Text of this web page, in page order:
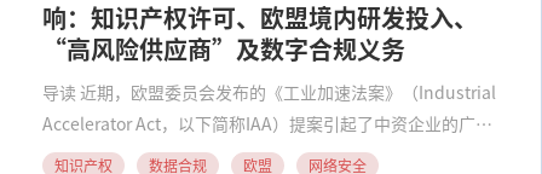
响：知识产权许可、欧盟境内研发投入、
“高风险供应商”及数字合规义务
导读 近期，欧盟委员会发布的《工业加速法案》（Industrial
Accelerator Act，以下简称IAA）提案引起了中资企业的广泛
关注。以往我们已就IAA提案对中资企业在欧洲汽车、新能源
知识产权 数据合规 欧盟 网络安全